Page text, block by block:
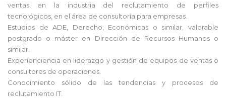
ventas en la industria del reclutamiento de perfiles
tecnológicos, en el área de consultoría para empresas.
Estudios de ADE, Derecho, Económicas o similar, valorable
postgrado o máster en Dirección de Recursos Humanos o
similar.
Experienciencia en liderazgo y gestión de equipos de ventas o
consultores de operaciones.
Conocimiento sólido de las tendencias y procesos de
reclutamiento IT.